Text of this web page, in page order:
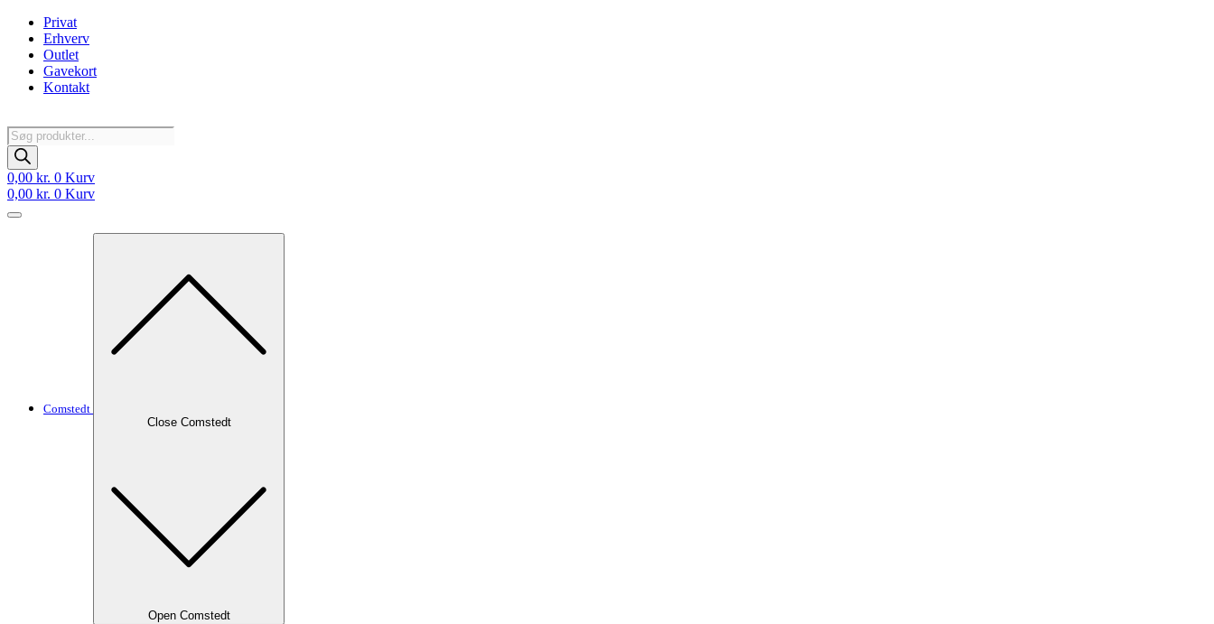
Videre
indhold
Privat
Erhverv
Outlet
Gavekort
Kontakt
Products
search
0,00 kr. 0 Kurv
0,00 kr. 0 Kurv
Comstedt
Close Comstedt
Open Comstedt